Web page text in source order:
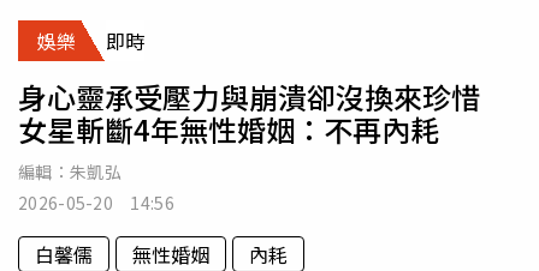
娛樂 即時
身心靈承受壓力與崩潰卻沒換來珍惜
女星斬斷4年無性婚姻：不再內耗
編輯： 朱凱弘
2026-05-20 14:56
白馨儒 無性婚姻 內耗